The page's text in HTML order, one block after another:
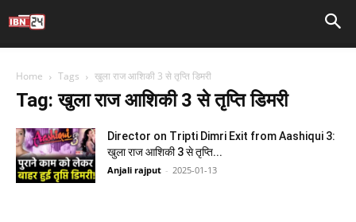
Home Tags खुला राज आशिकी 3 से तृप्ति डिमरी
Tag: खुला राज आशिकी 3 से तृप्ति डिमरी
Director on Tripti Dimri Exit from Aashiqui 3:
खुला राज आशिकी 3 से तृप्ति...
Anjali rajput - 2025-01-13